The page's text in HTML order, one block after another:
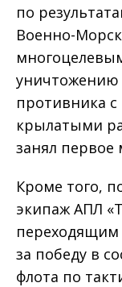
по
Военно-
уничтожению
противника
крылатыми
занял первое
Кроме того,
экипаж АПЛ
за победу в
флота по